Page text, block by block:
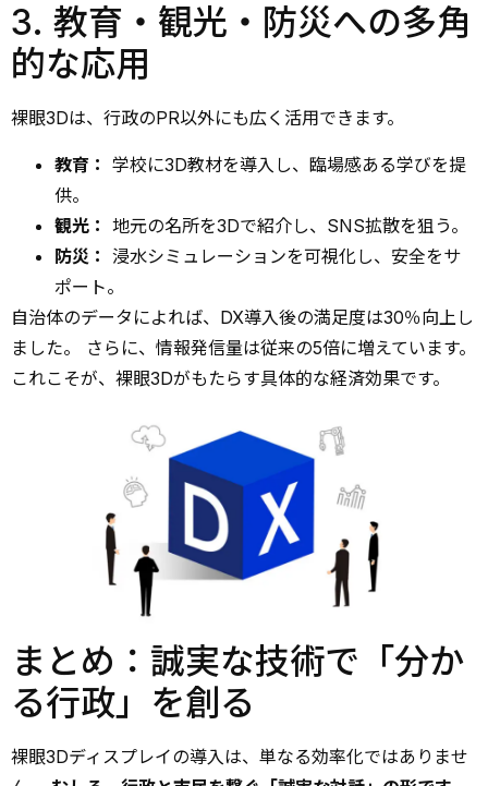
3. 教育・観光・防災への多角
的な応用
裸眼3Dは、行政のPR以外にも広く活用できます。
教育： 学校に3D教材を導入し、臨場感ある学びを提
供。
観光： 地元の名所を3Dで紹介し、SNS拡散を狙う。
防災： 浸水シミュレーションを可視化し、安全をサ
ポート。
自治体のデータによれば、DX導入後の満足度は30％向上し
ました。 さらに、情報発信量は従来の5倍に増えています。
これこそが、裸眼3Dがもたらす具体的な経済効果です。
まとめ：誠実な技術で「分か
る行政」を創る
裸眼3Dディスプレイの導入は、単なる効率化ではありませ